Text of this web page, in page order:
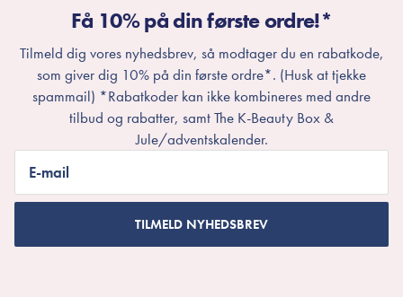
Få 10% på din første ordre!*
Tilmeld dig vores nyhedsbrev, så modtager du en rabatkode,
som giver dig 10% på din første ordre*. (Husk at tjekke
spammail) *Rabatkoder kan ikke kombineres med andre
tilbud og rabatter, samt The K-Beauty Box &
Jule/adventskalender.
E-mail
TILMELD NYHEDSBREV